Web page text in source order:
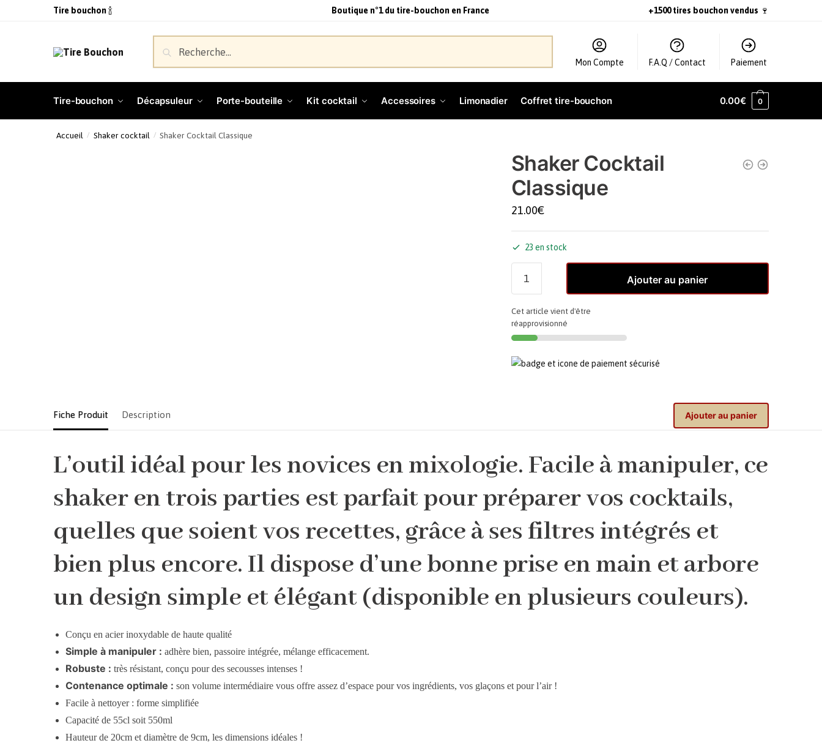
Tire bouchon🍾 Boutique n°1 du tire-bouchon en France +1500 tires bouchon vendus 🍷
Recherche
Mon Compte F.A.Q / Contact Paiement
Tire-bouchon Décapsuleur Porte-bouteille Kit cocktail Accessoires Limonadier Coffret tire-bouchon 0.00€ 0
Accueil / Shaker cocktail / Shaker Cocktail Classique
Shaker Cocktail
Classique
21.00€
23 en stock
Ajouter au panier
Cet article vient d'être
réapprovisionné
Fiche Produit Description Ajouter au panier
L’outil idéal pour les novices en mixologie. Facile à manipuler, ce
shaker en trois parties est parfait pour préparer vos cocktails,
quelles que soient vos recettes, grâce à ses filtres intégrés et
bien plus encore. Il dispose d’une bonne prise en main et arbore
un design simple et élégant (disponible en plusieurs couleurs).
Conçu en acier inoxydable de haute qualité
Simple à manipuler :adhère bien, passoire intégrée, mélange efficacement.
Robuste : très résistant, conçu pour des secousses intenses !
Contenance optimale : son volume intermédiaire vous offre assez d’espace pour vos ingrédients, vos glaçons et pour l’air !
Facile à nettoyer : forme simplifiée
Capacité de 55cl soit 550ml
Hauteur de 20cm et diamètre de 9cm, les dimensions idéales !